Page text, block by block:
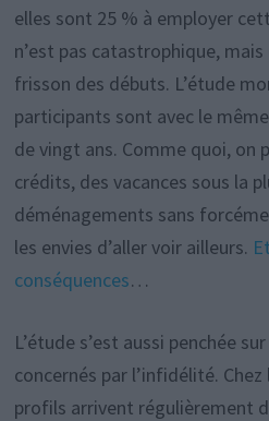
elles sont 25 % à employer
n’est pas catastrophique, mais
frisson des débuts. L’étude
participants sont avec le
de vingt ans. Comme quoi, on
crédits, des vacances sous la
déménagements sans
les envies d’aller voir ailleurs.
conséquences…
L’étude s’est aussi penchée
concernés par l’infidélité.
profils arrivent régulièrement